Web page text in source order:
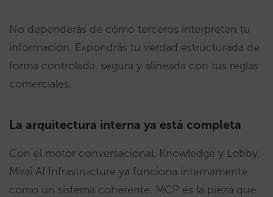
No dependerás de cómo terceros interpreten tu
información. Expondrás tu verdad estructurada de
forma controlada, segura y alineada con tus reglas
comerciales.
La arquitectura interna ya está completa
Con el motor conversacional, Knowledge y Lobby,
Mirai AI Infrastructure ya funciona internamente
como un sistema coherente. MCP es la pieza que